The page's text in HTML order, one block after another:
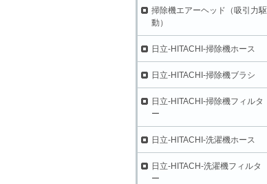
掃除機エアーヘッド（吸引力駆
動）
日立-HITACHI-掃除機ホース
日立-HITACHI-掃除機ブラシ
日立-HITACHI-掃除機フィルタ
ー
日立-HITACHI-洗濯機ホース
日立-HITACH-洗濯機フィルタ
ー